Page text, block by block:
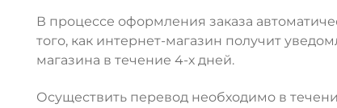
В процессе оформления заказа
того, как интернет-магазин получит
магазина в течение 4-х дней.
Осуществить перевод необходимо в